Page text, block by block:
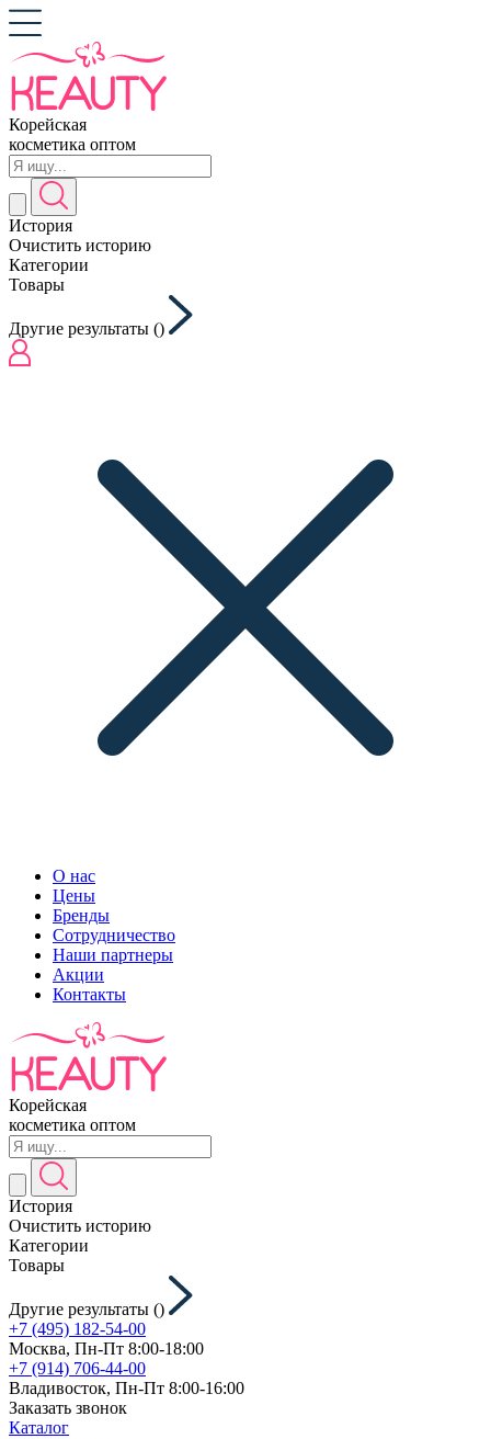
Корейская
косметика оптом
История
Очистить историю
Категории
Товары
Другие результаты ()
О нас
Цены
Бренды
Сотрудничество
Наши партнеры
Акции
Контакты
Корейская
косметика оптом
История
Очистить историю
Категории
Товары
Другие результаты ()
+7 (495) 182-54-00
Москва, Пн-Пт 8:00-18:00
+7 (914) 706-44-00
Владивосток, Пн-Пт 8:00-16:00
Заказать звонок
Каталог